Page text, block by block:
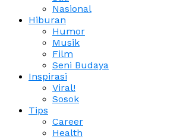
Nasional
Hiburan
Humor
Musik
Film
Seni Budaya
Inspirasi
Viral!
Sosok
Tips
Career
Health